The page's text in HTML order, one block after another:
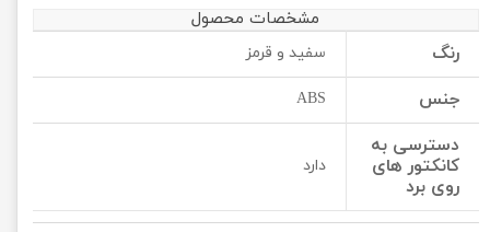
مشخصات محصول
رنگ سفید و قرمز
جنس ABS
دسترسی به
کانکتور های
روی برد
دارد